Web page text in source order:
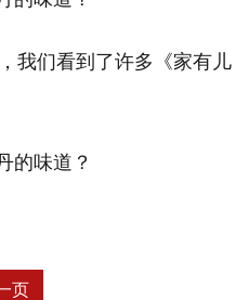
我们看到了许多《家有儿
页